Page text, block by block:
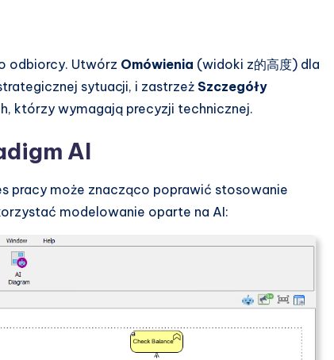
odbiorcy. Utwórz Omówienia (widoki z的高度) dla
sytuacji, i zastrzeż Szczegóły
którzy wymagają precyzji technicznej.
AI
pracy może znacząco poprawić stosowanie
modelowanie oparte na AI: